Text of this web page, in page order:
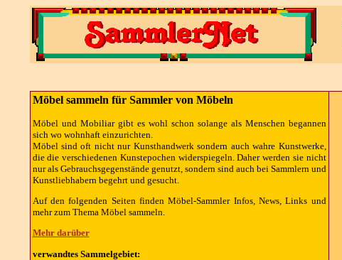
Möbel sammeln für Sammler von Möbeln
Möbel und Mobiliar gibt es wohl schon solange als Menschen begannen
sich wo wohnhaft einzurichten.
Möbel sind oft nicht nur Kunsthandwerk sondern auch wahre Kunstwerke,
die die verschiedenen Kunstepochen widerspiegeln. Daher werden sie nicht
nur als Gebrauchsgegenstände genutzt, sondern sind auch bei Sammlern und
Kunstliebhabern begehrt und gesucht.
Auf den folgenden Seiten finden Möbel-Sammler Infos, News, Links und
mehr zum Thema Möbel sammeln.
Mehr darüber
verwandtes Sammelgebiet: